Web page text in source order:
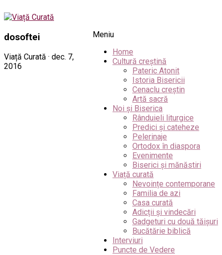
Meniu
Home
Cultură creștină
Pateric Atonit
Istoria Bisericii
Cenaclu creștin
Artă sacră
Noi și Biserica
Rânduieli liturgice
Predici și cateheze
Pelerinaje
Ortodox în diaspora
Evenimente
Biserici și mănăstiri
Viață curată
Nevoințe contemporane
Familia de azi
Casa curată
Adicții și vindecări
Gadgeturi cu două tăișuri
Bucătărie biblică
Interviuri
Puncte de Vedere
dosoftei
Viață Curată · dec. 7,
2016